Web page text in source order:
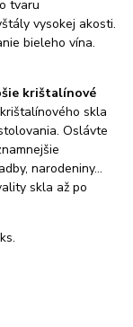
tvaru
vysokej akosti.
bieleho vína.
krištalínové
skla
Oslávte
narodeniny...
skla až po